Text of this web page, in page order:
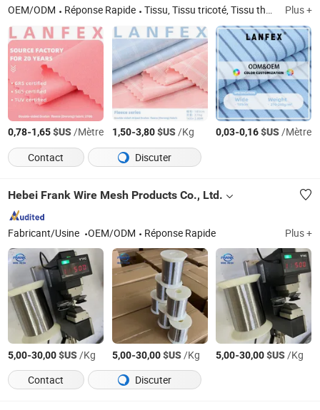
OEM/ODM Réponse Rapide Tissu, Tissu tricoté, Tissu thermique, Tissu de sport, Tissu en polyester, Tissu pour vêtements, Tissu tissé, Tissu textile, Tissus pour vêtements, Tissu anti-UV Plus +
0,78-1,65$US/Mètre 1,50-3,80$US/Kg 0,03-0,16$US/Mètre
Contact
Discuter
Hebei Frank Wire Mesh Products Co., Ltd.
Fabricant/Usine OEM/ODM Réponse Rapide Plus +
5,00-30,00$US/Kg 5,00-30,00$US/Kg 5,00-30,00$US/Kg
Contact
Discuter